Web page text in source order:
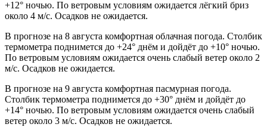
+12° ночью. По ветровым условиям ожидается лёгкий бриз
около 4 м/с. Осадков не ожидается.
В прогнозе на 8 августа комфортная облачная погода. Столбик
термометра поднимется до +24° днём и дойдёт до +10° ночью.
По ветровым условиям ожидается очень слабый ветер около 2
м/с. Осадков не ожидается.
В прогнозе на 9 августа комфортная пасмурная погода.
Столбик термометра поднимется до +30° днём и дойдёт до
+14° ночью. По ветровым условиям ожидается очень слабый
ветер около 3 м/с. Осадков не ожидается.